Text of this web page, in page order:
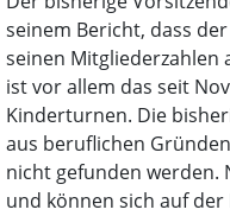
seinem Bericht, dass
seinen Mitgliederzahlen
ist vor allem das seit
Kinderturnen. Die
aus beruflichen
nicht gefunden werden.
und können sich auf